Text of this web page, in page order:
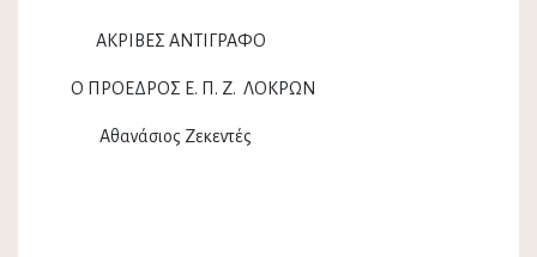
ΑΚΡΙΒΕΣ ΑΝΤΙΓΡΑΦΟ
Ο ΠΡΟΕΔΡΟΣ Ε. Π. Ζ. ΛΟΚΡΩΝ
Αθανάσιος Ζεκεντές